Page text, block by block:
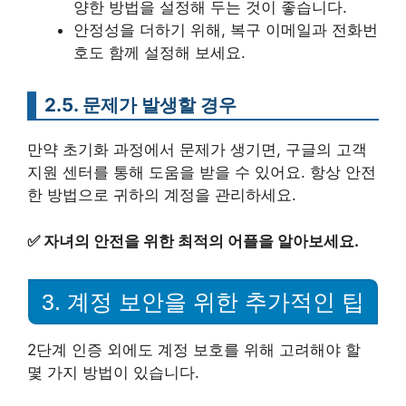
양한 방법을 설정해 두는 것이 좋습니다.
안정성을 더하기 위해, 복구 이메일과 전화번
호도 함께 설정해 보세요.
2.5. 문제가 발생할 경우
만약 초기화 과정에서 문제가 생기면, 구글의 고객
지원 센터를 통해 도움을 받을 수 있어요. 항상 안전
한 방법으로 귀하의 계정을 관리하세요.
✅ 자녀의 안전을 위한 최적의 어플을 알아보세요.
3. 계정 보안을 위한 추가적인 팁
2단계 인증 외에도 계정 보호를 위해 고려해야 할
몇 가지 방법이 있습니다.